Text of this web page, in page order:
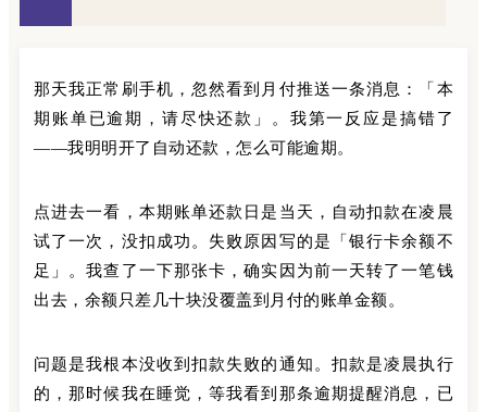
那天我正常刷手机，忽然看到月付推送一条消息：「本
期账单已逾期，请尽快还款」。我第一反应是搞错了
——我明明开了自动还款，怎么可能逾期。
点进去一看，本期账单还款日是当天，自动扣款在凌晨
试了一次，没扣成功。失败原因写的是「银行卡余额不
足」。我查了一下那张卡，确实因为前一天转了一笔钱
出去，余额只差几十块没覆盖到月付的账单金额。
问题是我根本没收到扣款失败的通知。扣款是凌晨执行
的，那时候我在睡觉，等我看到那条逾期提醒消息，已